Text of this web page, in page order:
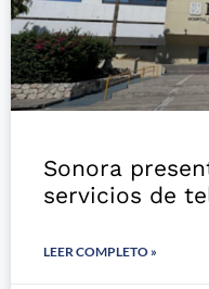
Sonora
servicios de
LEER COMPLETO »